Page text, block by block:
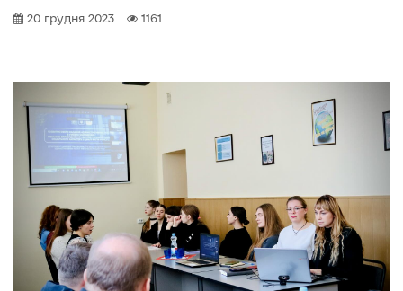
20 грудня 2023 1161